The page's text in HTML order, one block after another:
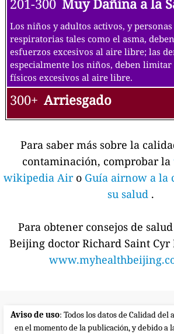
201-300 Muy Dañina a la
Los niños y adultos activos, y
respiratorias tales como el asma,
esfuerzos excesivos al aire libre; las
especialmente los niños, deben limitar
físicos excesivos al aire libre.
300+ Arriesgado
Para saber más sobre la
contaminación, comprobar la
wikipedia Air o Guía airnow a la
su salud .
Para obtener consejos de
Beijing doctor Richard Saint Cyr
Aviso de uso: Todos los datos de Calidad del
en el momento de la publicación, y debido a